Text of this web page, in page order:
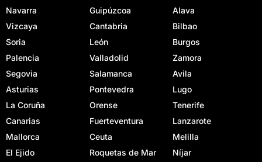
Navarra
Guipúzcoa
Alava
Vizcaya
Cantabria
Bilbao
Soria
León
Burgos
Palencia
Valladolid
Zamora
Segovia
Salamanca
Avila
Asturias
Pontevedra
Lugo
La Coruña
Orense
Tenerife
Canarias
Fuerteventura
Lanzarote
Mallorca
Ceuta
Melilla
El Ejido
Roquetas de Mar
Níjar